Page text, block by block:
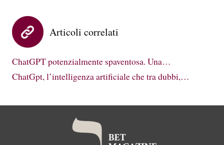
Articoli correlati
ChatGPT potenzialmente spaventosa. Una…
ChatGpt, l’intelligenza artificiale che tra dubbi,…